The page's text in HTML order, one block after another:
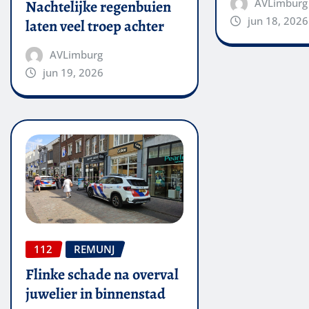
Nachtelijke regenbuien
laten veel troep achter
AVLimburg
jun 19, 2026
AVLimburg
jun 18, 2026
112 REMUNJ
Flinke schade na overval
juwelier in binnenstad